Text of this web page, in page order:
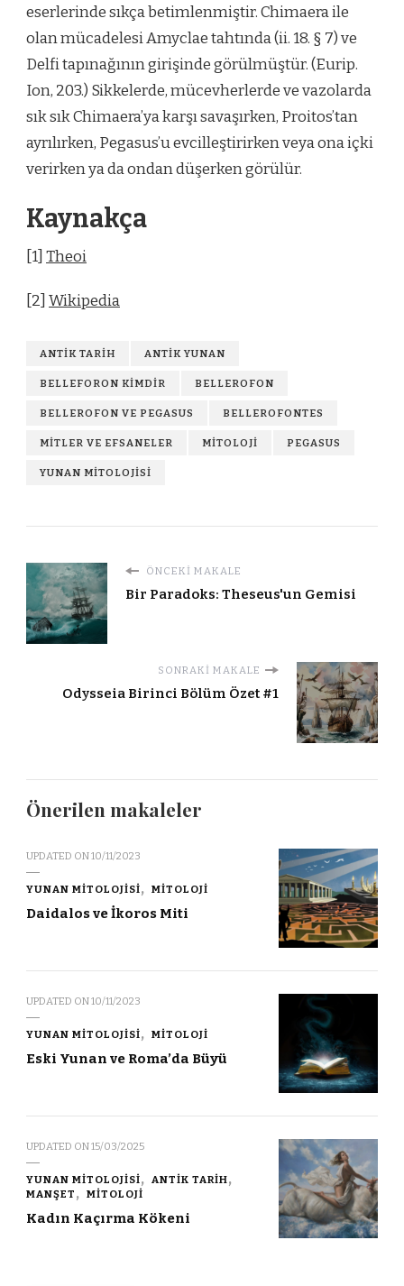
eserlerinde sıkça betimlenmiştir. Chimaera ile
olan mücadelesi Amyclae tahtında (ii. 18. § 7) ve
Delfi tapınağının girişinde görülmüştür. (Eurip.
Ion, 203.) Sikkelerde, mücevherlerde ve vazolarda
sık sık Chimaera’ya karşı savaşırken, Proitos’tan
ayrılırken, Pegasus’u evcilleştirirken veya ona içki
verirken ya da ondan düşerken görülür.
Kaynakça
[1] Theoi
[2] Wikipedia
ANTIK TARIH ANTIK YUNAN
BELLEFORON KIMDIR BELLEROFON
BELLEROFON VE PEGASUS BELLEROFONTES
MITLER VE EFSANELER MITOLOJI PEGASUS
YUNAN MITOLOJISI
ÖNCEKI MAKALE
Bir Paradoks: Theseus'un Gemisi
SONRAKI MAKALE
Odysseia Birinci Bölüm Özet #1
Önerilen makaleler
UPDATED ON10/11/2023
YUNAN MITOLOJISI MITOLOJI
Daidalos ve İkoros Miti
UPDATED ON10/11/2023
YUNAN MITOLOJISI MITOLOJI
Eski Yunan ve Roma’da Büyü
UPDATED ON15/03/2025
YUNAN MITOLOJISI
ANTIK TARIH
MANŞET
MITOLOJI
Kadın Kaçırma Kökeni